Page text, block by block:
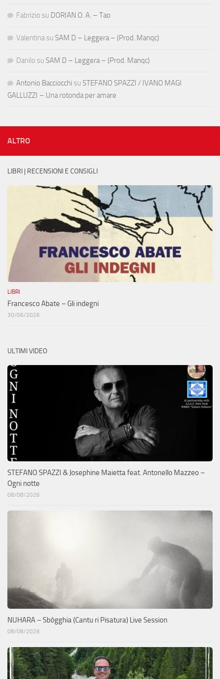
Fabrizio su DORIAN O. A. – Tao
Valentina su SAM D – Leggera – (Prod. Manqc)
Danilo su SAM D – Leggera – (Prod. Manqc)
Antonio Bacciocchi su STEFANO SPAZZI / IVANO MAGI
GALLUZZI – Una rotonda per amare
ALTRO
LIBRI | RECENSIONI E CONSIGLI
LIBRI
Francesco Abate – Gli indegni
30/06/2026
ULTIMI VIDEO
STEFANO SPAZZI & Josephine Maietta feat. Antonello Mazzeo –
Ogni notte
08/08/2026
NUHARA – Sbògghia (Cantu ri Pisatura) Live Session
08/08/2026